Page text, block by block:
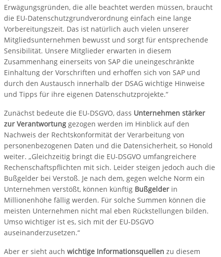
Erwägungsgründen, die alle beachtet werden müssen, braucht
die EU-Datenschutzgrundverordnung einfach eine lange
Vorbereitungszeit. Das ist natürlich auch vielen unserer
Mitgliedsunternehmen bewusst und sorgt für entsprechende
Sensibilität. Unsere Mitglieder erwarten in diesem
Zusammenhang einerseits von SAP die uneingeschränkte
Einhaltung der Vorschriften und erhoffen sich von SAP und
durch den Austausch innerhalb der DSAG wichtige Hinweise
und Tipps für ihre eigenen Datenschutzprojekte.“
Zunächst bedeute die EU-DSGVO, dass Unternehmen stärker
zur Verantwortung gezogen werden im Hinblick auf den
Nachweis der Rechtskonformität der Verarbeitung von
personenbezogenen Daten und die Datensicherheit, so Honold
weiter. „Gleichzeitig bringt die EU-DSGVO umfangreichere
Rechenschaftspflichten mit sich. Leider steigen jedoch auch die
Bußgelder bei Verstoß. Je nach dem, gegen welche Norm ein
Unternehmen verstößt, können künftig Bußgelder in
Millionenhöhe fällig werden. Für solche Summen können die
meisten Unternehmen nicht mal eben Rückstellungen bilden.
Umso wichtiger ist es, sich mit der EU-DSGVO
auseinanderzusetzen.“
Aber er sieht auch wichtige Informationsquellen zu diesem